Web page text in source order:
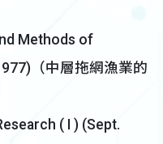
Methods of
（中層拖網漁業的
( I ) (Sept.